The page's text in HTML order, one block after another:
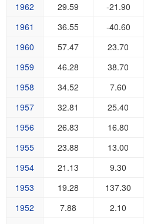
1962 29.59 -21.90
1961
36.55 -40.60
1960
57.47 23.70
1959
46.28 38.70
1958
34.52 7.60
1957
32.81 25.40
1956
26.83 16.80
1955
23.88 13.00
1954
21.13 9.30
1953
19.28 137.30
1952
7.88 2.10